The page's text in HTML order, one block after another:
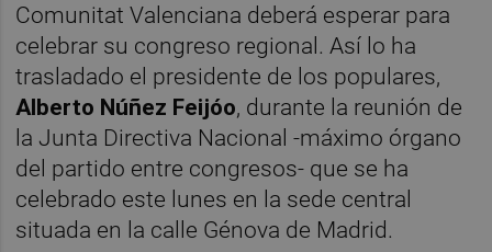
Comunitat Valenciana deberá esperar para
celebrar su congreso regional. Así lo ha
trasladado el presidente de los populares,
Alberto Núñez Feijóo, durante la reunión de
la Junta Directiva Nacional -máximo órgano
del partido entre congresos- que se ha
celebrado este lunes en la sede central
situada en la calle Génova de Madrid.